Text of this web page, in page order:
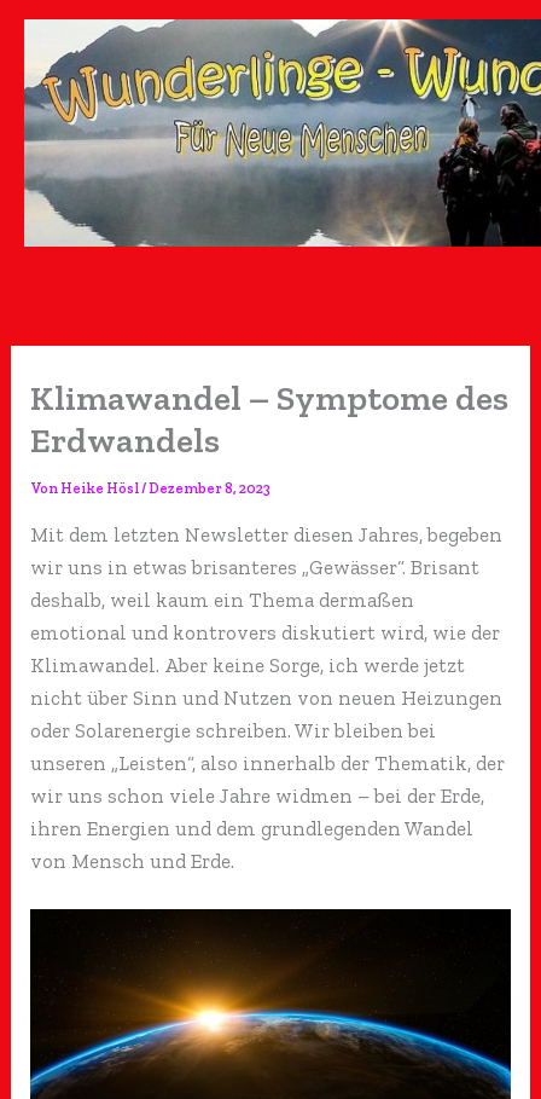
Zum
springen
Klimawandel – Symptome des
Erdwandels
Von Heike Hösl/Dezember 8, 2023
Mit dem letzten Newsletter diesen Jahres, begeben
wir uns in etwas brisanteres „Gewässer“. Brisant
deshalb, weil kaum ein Thema dermaßen
emotional und kontrovers diskutiert wird, wie der
Klimawandel. Aber keine Sorge, ich werde jetzt
nicht über Sinn und Nutzen von neuen Heizungen
oder Solarenergie schreiben. Wir bleiben bei
unseren „Leisten“, also innerhalb der Thematik, der
wir uns schon viele Jahre widmen – bei der Erde,
ihren Energien und dem grundlegenden Wandel
von Mensch und Erde.